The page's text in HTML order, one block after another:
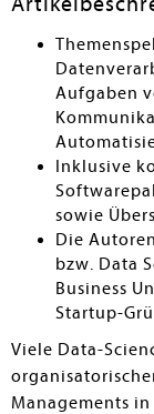
Aufgaben
Inklusive
sowie
Die
bzw. Data
Business
Startup-
Viele Data-
Managements